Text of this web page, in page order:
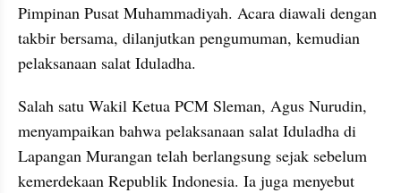
Pimpinan Pusat Muhammadiyah. Acara diawali dengan
takbir bersama, dilanjutkan pengumuman, kemudian
pelaksanaan salat Iduladha.
Salah satu Wakil Ketua PCM Sleman, Agus Nurudin,
menyampaikan bahwa pelaksanaan salat Iduladha di
Lapangan Murangan telah berlangsung sejak sebelum
kemerdekaan Republik Indonesia. Ia juga menyebut